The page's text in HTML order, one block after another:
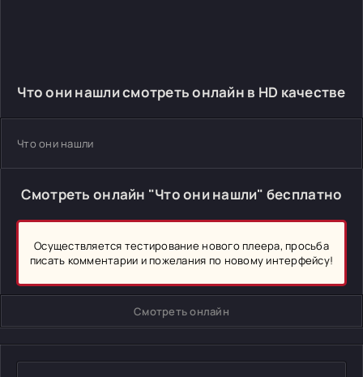
Что они нашли смотреть онлайн в HD качестве
Что они нашли
Смотреть онлайн "Что они нашли" бесплатно
Осуществляется тестирование нового плеера, просьба
писать комментарии и пожелания по новому интерфейсу!
Смотреть онлайн